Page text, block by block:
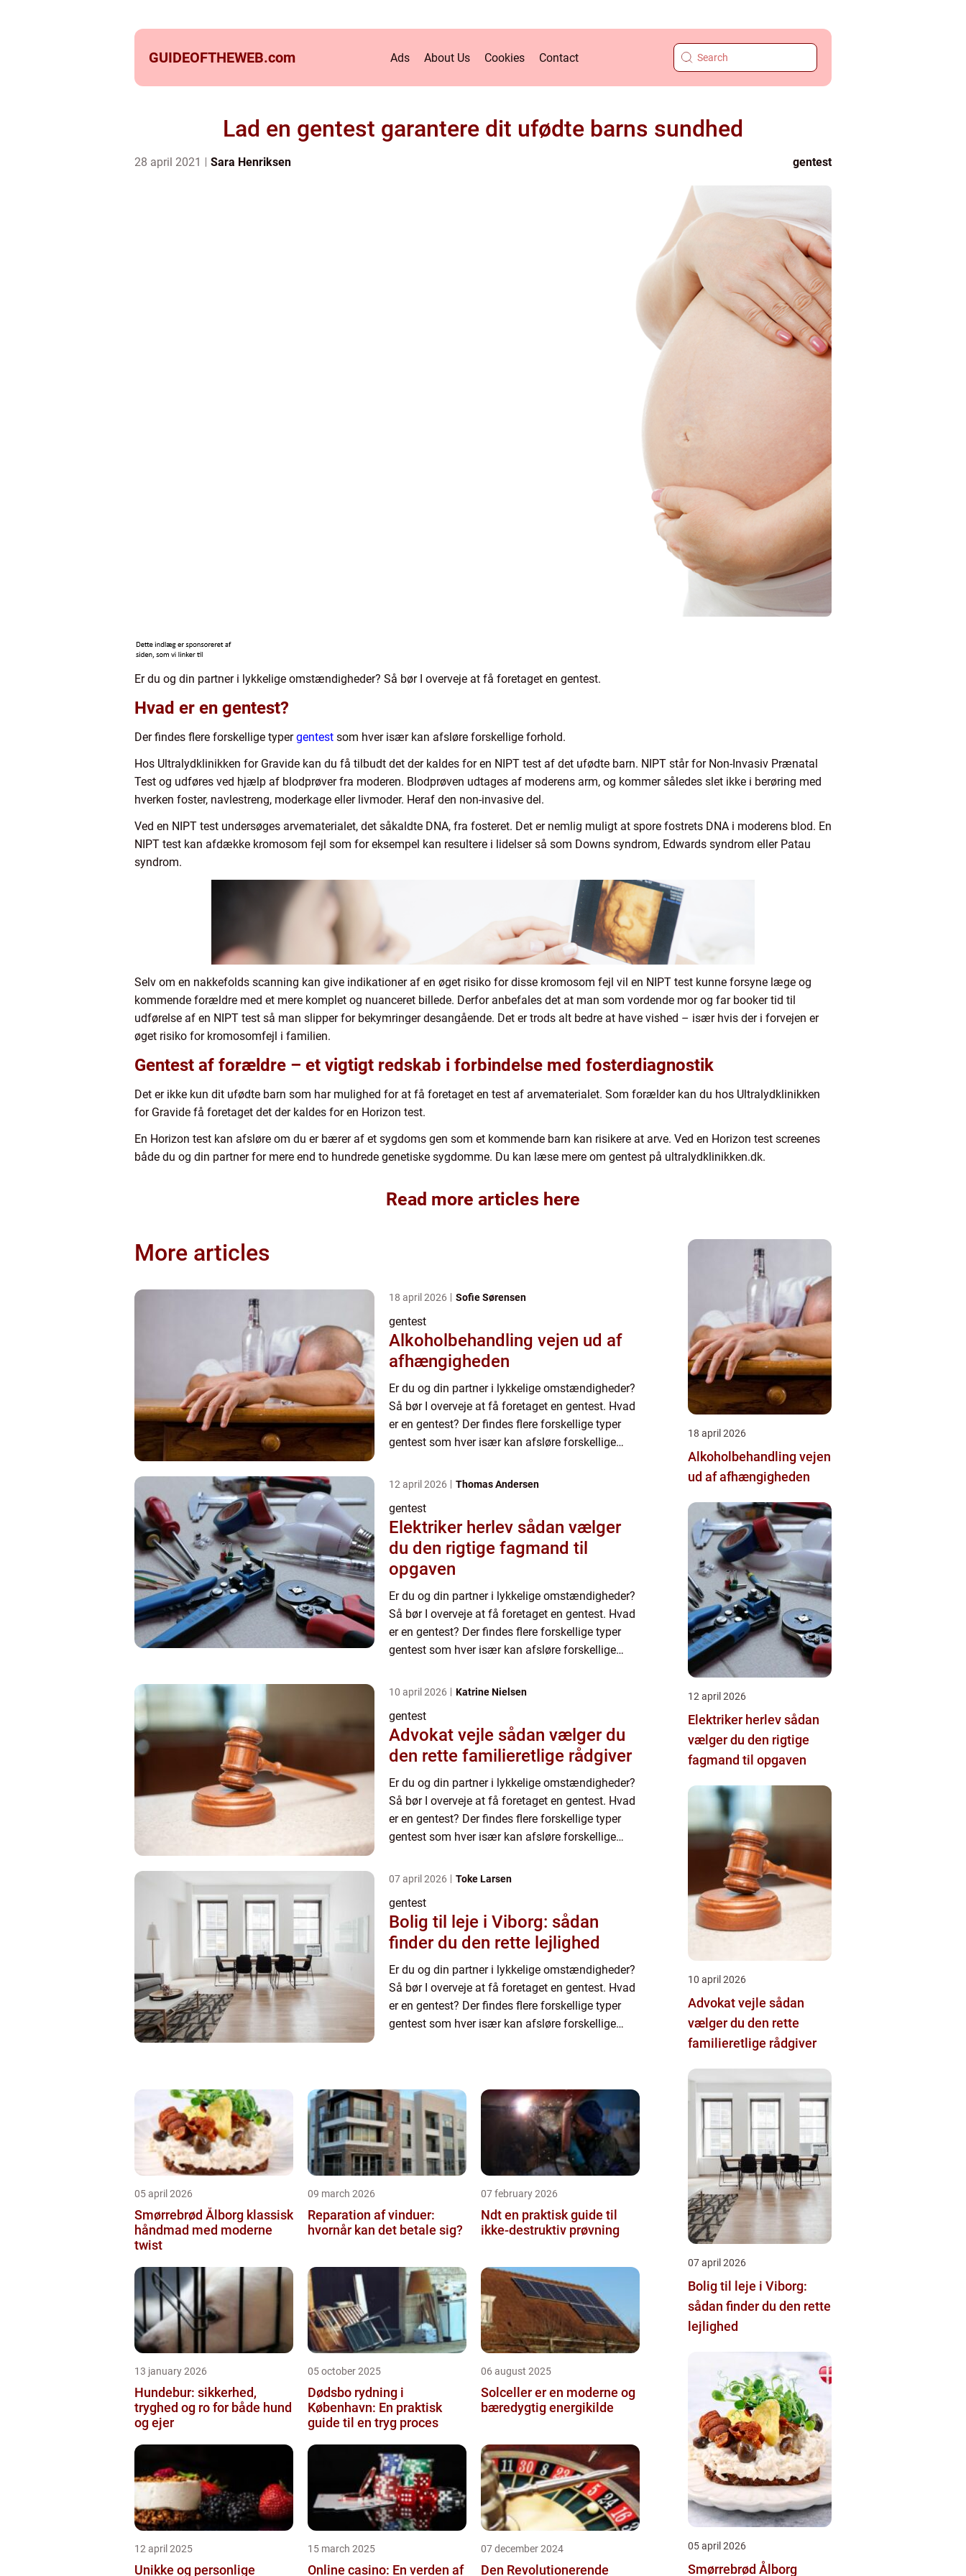
GUIDEOFTHEWEB.com Ads About Us Cookies Contact
Lad en gentest garantere dit ufødte barns sundhed
28 april 2021 Sara Henriksen gentest
Er du og din partner i lykkelige omstændigheder? Så bør I overveje at få foretaget en gentest.
Hvad er en gentest?
Der findes flere forskellige typergentest som hver især kan afsløre forskellige forhold.
Hos Ultralydklinikken for Gravide kan du få tilbudt det der kaldes for en NIPT test af det ufødte barn. NIPT står for Non-Invasiv Prænatal
Test og udføres ved hjælp af blodprøver fra moderen. Blodprøven udtages af moderens arm, og kommer således slet ikke i berøring med
hverken foster, navlestreng, moderkage eller livmoder. Heraf den non-invasive del.
Ved en NIPT test undersøges arvematerialet, det såkaldte DNA, fra fosteret. Det er nemlig muligt at spore fostrets DNA i moderens blod. En
NIPT test kan afdække kromosom fejl som for eksempel kan resultere i lidelser så som Downs syndrom, Edwards syndrom eller Patau
syndrom.
Selv om en nakkefolds scanning kan give indikationer af en øget risiko for disse kromosom fejl vil en NIPT test kunne forsyne læge og
kommende forældre med et mere komplet og nuanceret billede. Derfor anbefales det at man som vordende mor og far booker tid til
udførelse af en NIPT test så man slipper for bekymringer desangående. Det er trods alt bedre at have vished – især hvis der i forvejen er
øget risiko for kromosomfejl i familien.
Gentest af forældre – et vigtigt redskab i forbindelse med fosterdiagnostik
Det er ikke kun dit ufødte barn som har mulighed for at få foretaget en test af arvematerialet. Som forælder kan du hos Ultralydklinikken
for Gravide få foretaget det der kaldes for en Horizon test.
En Horizon test kan afsløre om du er bærer af et sygdoms gen som et kommende barn kan risikere at arve. Ved en Horizon test screenes
både du og din partner for mere end to hundrede genetiske sygdomme. Du kan læse mere om gentest på ultralydklinikken.dk.
Read more articles here
More articles
18 april 2026 Sofie Sørensen
gentest
Alkoholbehandling vejen ud af
afhængigheden
Er du og din partner i lykkelige omstændigheder?
Så bør I overveje at få foretaget en gentest. Hvad
er en gentest? Der findes flere forskellige typer
gentest som hver især kan afsløre forskellige
få t...
12 april 2026 Thomas Andersen
gentest
Elektriker herlev sådan vælger
du den rigtige fagmand til
opgaven
Er du og din partner i lykkelige omstændigheder?
Så bør I overveje at få foretaget en gentest. Hvad
er en gentest? Der findes flere forskellige typer
gentest som hver især kan afsløre forskellige
få t...
10 april 2026 Katrine Nielsen
gentest
Advokat vejle sådan vælger du
den rette familieretlige rådgiver
Er du og din partner i lykkelige omstændigheder?
Så bør I overveje at få foretaget en gentest. Hvad
er en gentest? Der findes flere forskellige typer
gentest som hver især kan afsløre forskellige
få t...
07 april 2026 Toke Larsen
gentest
Bolig til leje i Viborg: sådan
finder du den rette lejlighed
Er du og din partner i lykkelige omstændigheder?
Så bør I overveje at få foretaget en gentest. Hvad
er en gentest? Der findes flere forskellige typer
gentest som hver især kan afsløre forskellige
05 april 2026
Smørrebrød Ålborg klassisk
håndmad med moderne
twist
09 march 2026
Reparation af vinduer:
hvornår kan det betale sig?
07 february 2026
Ndt en praktisk guide til
ikke-destruktiv prøvning
13 january 2026
Hundebur: sikkerhed,
tryghed og ro for både hund
og ejer
05 october 2025
Dødsbo rydning i
København: En praktisk
guide til en tryg proces
06 august 2025
Solceller er en moderne og
bæredygtig energikilde
12 april 2025
Unikke og personlige
15 march 2025
Online casino: En verden af
07 december 2024
Den Revolutionerende
18 april 2026
Alkoholbehandling vejen
ud af afhængigheden
12 april 2026
Elektriker herlev sådan
vælger du den rigtige
fagmand til opgaven
10 april 2026
Advokat vejle sådan
vælger du den rette
familieretlige rådgiver
07 april 2026
Bolig til leje i Viborg:
sådan finder du den rette
lejlighed
05 april 2026
Smørrebrød Ålborg